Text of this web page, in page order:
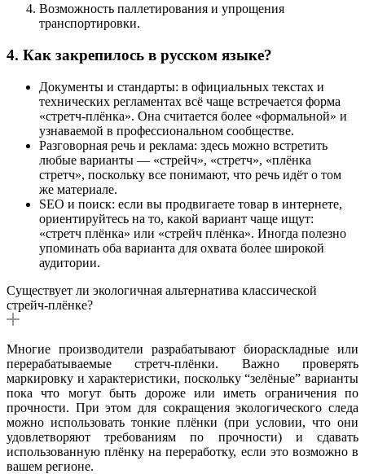
Возможность паллетирования и упрощения
транспортировки.
4. Как закрепилось в русском языке?
Документы и стандарты: в официальных текстах и
технических регламентах всё чаще встречается форма
«стретч-плёнка». Она считается более «формальной» и
узнаваемой в профессиональном сообществе.
Разговорная речь и реклама: здесь можно встретить
любые варианты — «стрейч», «стретч», «плёнка
стретч», поскольку все понимают, что речь идёт о том
же материале.
SEO и поиск: если вы продвигаете товар в интернете,
ориентируйтесь на то, какой вариант чаще ищут:
«стретч плёнка» или «стрейч плёнка». Иногда полезно
упоминать оба варианта для охвата более широкой
аудитории.
Существует ли экологичная альтернатива классической
стрейч-плёнке?
Многие производители разрабатывают биораскладные или
перерабатываемые стретч-плёнки. Важно проверять
маркировку и характеристики, поскольку “зелёные” варианты
пока что могут быть дороже или иметь ограничения по
прочности. При этом для сокращения экологического следа
можно использовать тонкие плёнки (при условии, что они
удовлетворяют требованиям по прочности) и сдавать
использованную плёнку на переработку, если это возможно в
вашем регионе.